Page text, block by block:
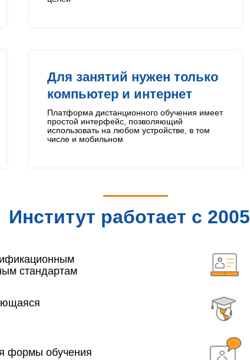
Для занятий нужен только
компьютер и интернет
Платформа дистанционного обучения имеет
простой интерфейс, позволяющий
использовать на любом устройстве, в том
числе и мобильном
Институт работает с 2005
стандартам
формы обучения